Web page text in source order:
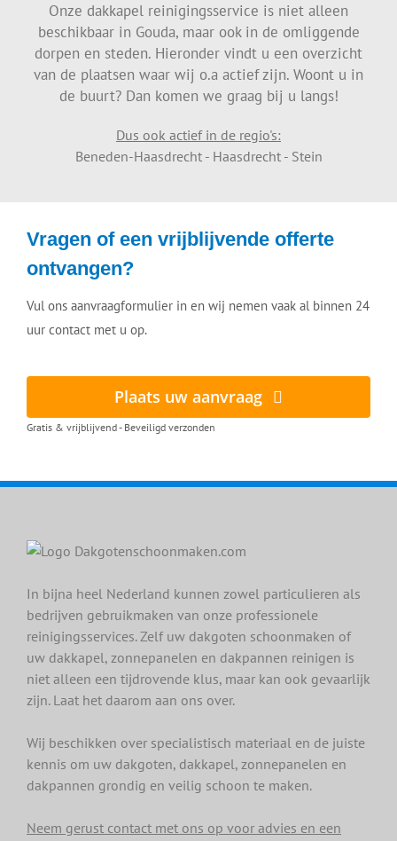
Onze dakkapel reinigingsservice is niet alleen
beschikbaar in Gouda, maar ook in de omliggende
dorpen en steden. Hieronder vindt u een overzicht
van de plaatsen waar wij o.a actief zijn. Woont u in
de buurt? Dan komen we graag bij u langs!
Dus ook actief in de regio's:
Beneden-Haasdrecht - Haasdrecht - Stein
Vragen of een vrijblijvende offerte
ontvangen?
Vul ons aanvraagformulier in en wij nemen vaak al binnen 24
uur contact met u op.
Plaats uw aanvraag
Gratis & vrijblijvend - Beveiligd verzonden
In bijna heel Nederland kunnen zowel particulieren als
bedrijven gebruikmaken van onze professionele
reinigingsservices. Zelf uw dakgoten schoonmaken of
uw dakkapel, zonnepanelen en dakpannen reinigen is
niet alleen een tijdrovende klus, maar kan ook gevaarlijk
zijn. Laat het daarom aan ons over.
Wij beschikken over specialistisch materiaal en de juiste
kennis om uw dakgoten, dakkapel, zonnepanelen en
dakpannen grondig en veilig schoon te maken.
Neem gerust contact met ons op voor advies en een